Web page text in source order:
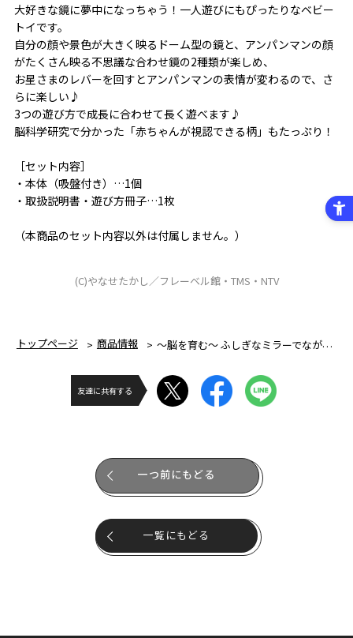
大好きな鏡に夢中になっちゃう！一人遊びにもぴったりなベビー
トイです。
自分の顔や景色が大きく映るドーム型の鏡と、アンパンマンの顔
がたくさん映る不思議な合わせ鏡の2種類が楽しめ、
お星さまのレバーを回すとアンパンマンの表情が変わるので、さ
らに楽しい♪
3つの遊び方で成長に合わせて長く遊べます♪
脳科学研究で分かった「赤ちゃんが視認できる柄」もたっぷり！
［セット内容］
・本体（吸盤付き）…1個
・取扱説明書・遊び方冊子…1枚
（本商品のセット内容以外は付属しません。）
(C)やなせたかし／フレーベル館・TMS・NTV
トップページ 商品情報 ～脳を育む～ ふしぎなミラーでなが～く遊べる！アンパンマンミラー
友達に共有する
一つ前にもどる
一覧にもどる